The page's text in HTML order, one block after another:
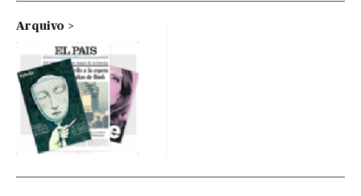
Arquivo